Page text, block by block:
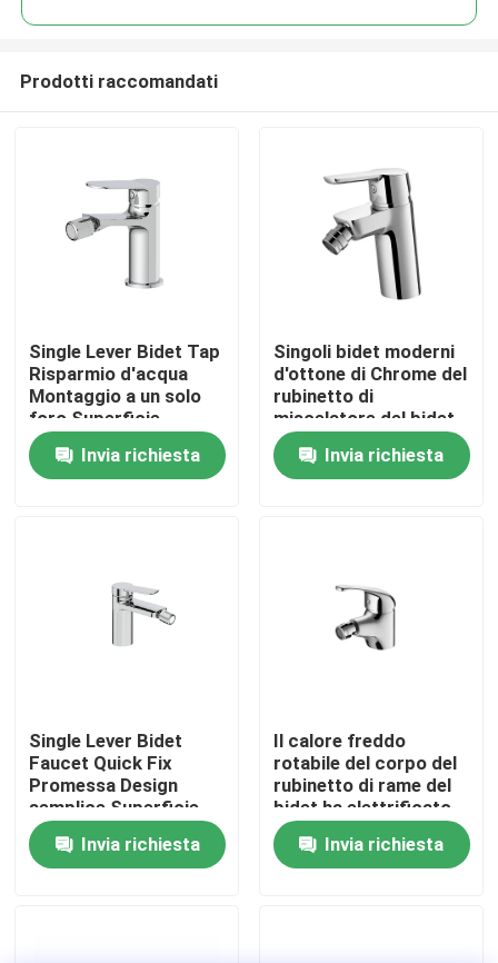
Prodotti
Chi siamo
Controllo di qualità
notizie
Rubinetto del miscelatore della cucina
Prodotti raccomandati
Single Lever Bidet Tap
Risparmio d'acqua
Montaggio a un solo
foro Superficie
durevole Chrome
Invia richiesta
Singoli bidet moderni
d'ottone di Chrome del
rubinetto di
miscelatore del bidet
della leva per la
toilette del lavabo del
bagno
Invia richiesta
Single Lever Bidet
Faucet Quick Fix
Promessa Design
semplice Superficie
durevole Chrome
Invia richiesta
Il calore freddo
rotabile del corpo del
rubinetto di rame del
bidet ha elettrificato
d'argento
Invia richiesta